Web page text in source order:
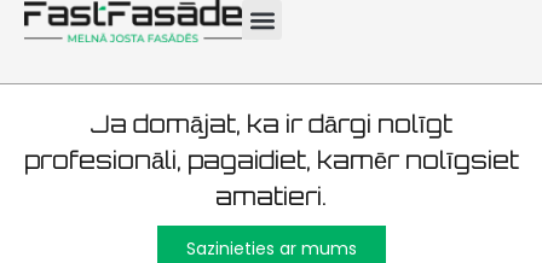
fasāžu uzturēšana
Ja domājat, ka ir dārgi nolīgt
profesionāli, pagaidiet, kamēr nolīgsiet
amatieri.
Sazinieties ar mums